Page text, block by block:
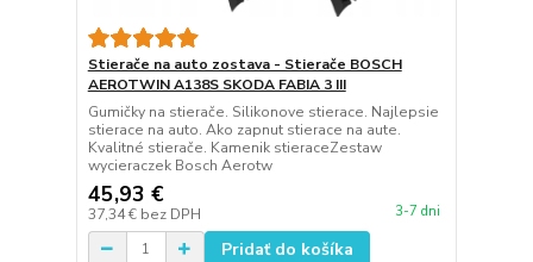
Stierače na auto zostava - Stierače BOSCH
AEROTWIN A138S SKODA FABIA 3 III
Gumičky na stierače. Silikonove stierace. Najlepsie
stierace na auto. Ako zapnut stierace na aute.
Kvalitné stierače. Kamenik stieraceZestaw
wycieraczek Bosch Aerotw
45,93 €
37,34 € bez DPH 3-7 dni
Pridať do košíka